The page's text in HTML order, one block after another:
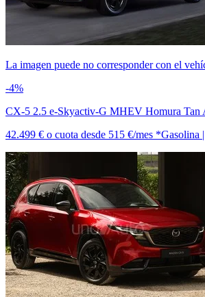
La imagen puede no corresponder con el
-4%
CX-5 2.5 e-Skyactiv-G MHEV Homura Tan
42.499 € o cuota desde 515 €/mes *Gasolina